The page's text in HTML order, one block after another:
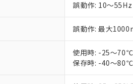
誤動作: 10～
誤動作: 最大
使用時: -25～70℃
保存時: -40～80℃
混在すること
既に当社にて
り割愛してお